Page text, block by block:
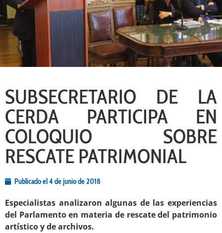
SUBSECRETARIO DE LA
CERDA PARTICIPA EN
COLOQUIO SOBRE
RESCATE PATRIMONIAL
Publicado el4 de junio de 2018
Especialistas analizaron algunas de las experiencias
del Parlamento en materia de rescate del patrimonio
artístico y de archivos.